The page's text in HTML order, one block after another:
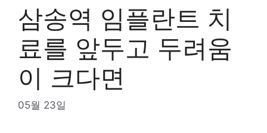
삼송역 임플란트 치
료를 앞두고 두려움
이 크다면
05월 23일